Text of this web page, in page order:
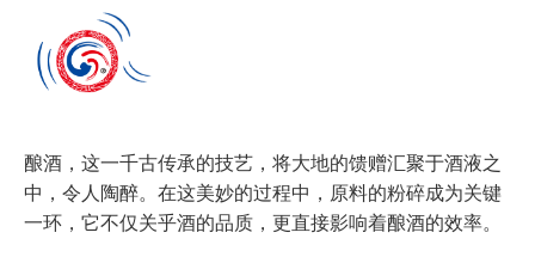
酿酒，这一千古传承的技艺，将大地的馈赠汇聚于酒液之
中，令人陶醉。在这美妙的过程中，原料的粉碎成为关键
一环，它不仅关乎酒的品质，更直接影响着酿酒的效率。